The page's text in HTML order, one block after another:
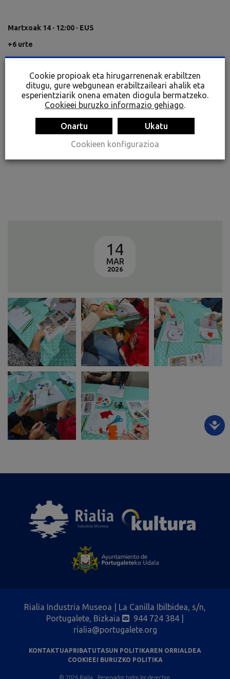
Martxoak 14 · 12:00 · EUS
+6 urte
10 ume + heldu bat haur bakoitzeko
Doako sarrera
14
MAR
2026
Rialia Industria Museoa | La Canilla Ibilbidea, s/n,
Portugalete, Bizkaia
944 724 384
rialia@portugalete.org
KONTAKTUA PRIBATUTASUN POLITIKAREN ORRIALDEA
COOKIEEI BURUZKO POLITIKA
© 2026 Rialia , Reservados todos los derechos.
Cookie propioak eta hirugarrenenak erabiltzen
ditugu, gure webgunean erabiltzaileari ahalik eta
esperientziarik onena ematen diogula bermatzeko.
Cookieei buruzko informazio gehiago
Onartu
Ukatu
Cookieen konfigurazioa